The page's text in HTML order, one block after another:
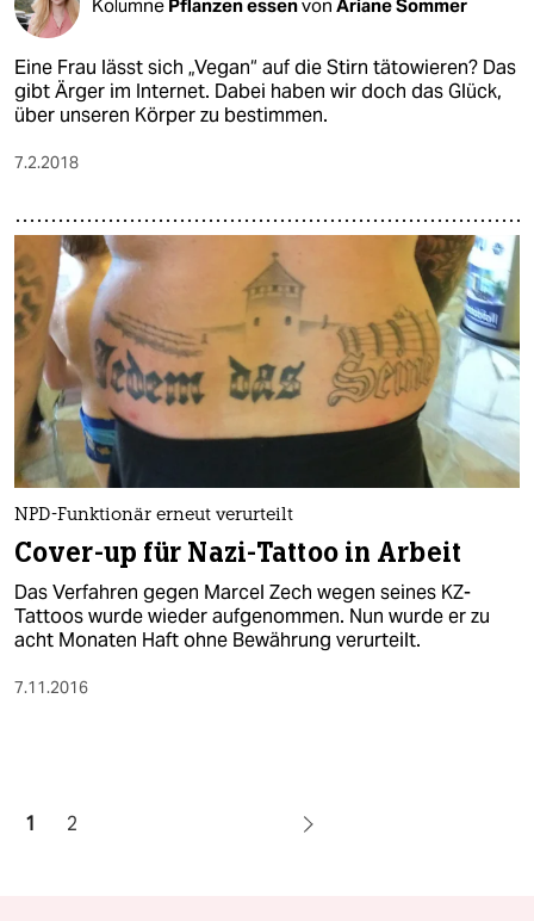
Kolumne Pflanzen essenvon Ariane Sommer
Eine Frau lässt sich „Vegan“ auf die Stirn tätowieren? Das
gibt Ärger im Internet. Dabei haben wir doch das Glück,
über unseren Körper zu bestimmen.
7.2.2018
NPD-Funktionär erneut verurteilt
Cover-up für Nazi-Tattoo in Arbeit
Das Verfahren gegen Marcel Zech wegen seines KZ-
Tattoos wurde wieder aufgenommen. Nun wurde er zu
acht Monaten Haft ohne Bewährung verurteilt.
7.11.2016
1 2